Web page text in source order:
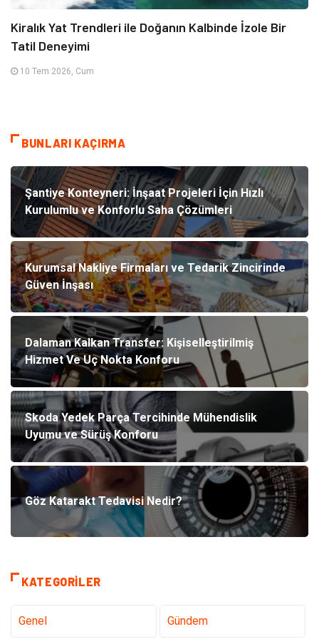
Kiralık Yat Trendleri ile Doğanın Kalbinde İzole Bir
Tatil Deneyimi
10 Tem 2026, Cum
BUNLARI KAÇIRMA
Şantiye Konteyneri: İnşaat Projeleri İçin Hızlı
Kurulumlu ve Konforlu Saha Çözümleri
Kurumsal Nakliye Firmaları ve Tedarik Zincirinde
Güven İnşası
Dalaman Kalkan Transfer: Kişiselleştirilmiş
Hizmet Ve Uç Nokta Konforu
Skoda Yedek Parça Tercihinde Mühendislik
Uyumu ve Sürüş Konforu
Göz Katarakt Tedavisi Nedir?
KATEGORILER
Genel Gündem